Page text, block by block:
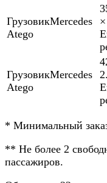
ГрузовикMercedes
Atego
ГрузовикMercedes
Atego
* Минимальный
** Не более 2
пассажиров.